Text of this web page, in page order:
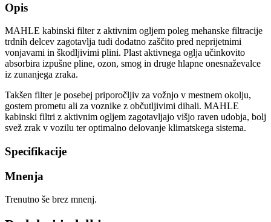
Opis
MAHLE kabinski filter z aktivnim ogljem poleg mehanske filtracije
trdnih delcev zagotavlja tudi dodatno zaščito pred neprijetnimi
vonjavami in škodljivimi plini. Plast aktivnega oglja učinkovito
absorbira izpušne pline, ozon, smog in druge hlapne onesnaževalce
iz zunanjega zraka.
Takšen filter je posebej priporočljiv za vožnjo v mestnem okolju,
gostem prometu ali za voznike z občutljivimi dihali. MAHLE
kabinski filtri z aktivnim ogljem zagotavljajo višjo raven udobja, bolj
svež zrak v vozilu ter optimalno delovanje klimatskega sistema.
Specifikacije
Mnenja
Trenutno še brez mnenj.